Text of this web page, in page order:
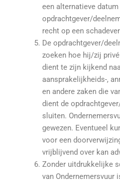
een alternatieve
opdrachtgever/
recht op een
De opdrachtgever/
zoeken hoe hij/zij
dient te zijn kijkend
aansprakelijkheids-,
en andere zaken die
dient de
sluiten.
gewezen. Eventueel
voor een
vrijblijvend over kan
Zonder uitdrukkelijke
van Ondernemersvuur